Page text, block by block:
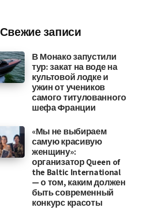
Свежие записи
В Монако запустили
тур: закат на воде на
культовой лодке и
ужин от учеников
самого титулованного
шефа Франции
«Мы не выбираем
самую красивую
женщину»:
организатор Queen of
the Baltic International
— о том, каким должен
быть современный
конкурс красоты